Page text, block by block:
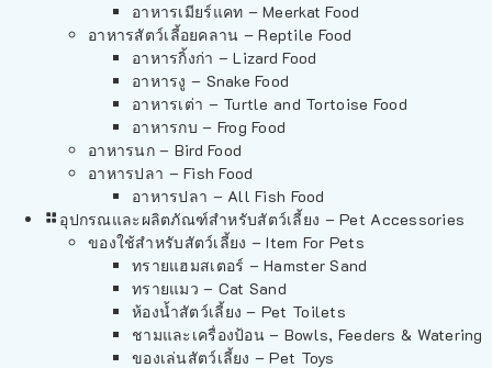
อาหารเมียร์แคท – Meerkat Food
อาหารสัตว์เลี้อยคลาน – Reptile Food
อาหารกิ้งก่า – Lizard Food
อาหารงู – Snake Food
อาหารเต่า – Turtle and Tortoise Food
อาหารกบ – Frog Food
อาหารนก – Bird Food
อาหารปลา – Fish Food
อาหารปลา – All Fish Food
อุปกรณและผลิตภัณฑ์สำหรับสัตว์เลี้ยง – Pet Accessories
ของใช้สำหรับสัตว์เลี้ยง – Item For Pets
ทรายแฮมสเตอร์ – Hamster Sand
ทรายแมว – Cat Sand
ห้องน้ำสัตว์เลี้ยง – Pet Toilets
ชามและเครื่องป้อน – Bowls, Feeders & Watering
ของเล่นสัตว์เลี้ยง – Pet Toys